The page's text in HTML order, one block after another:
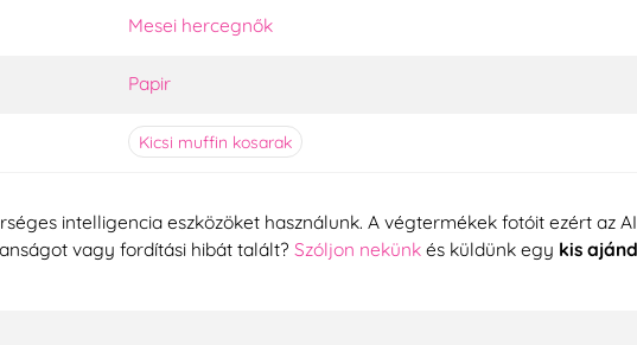
Mesei hercegnők
Papir
Kicsi muffin kosarak
intelligencia eszközöket használunk. A végtermékek fotóit ezért az
vagy fordítási hibát talált? Szóljon nekünk és küldünk egy kis